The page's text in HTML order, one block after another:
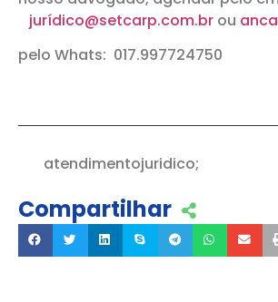
jurídico@setcarp.com.br ou
pelo Whats: 017.997724750
atendimentojuridico;
Compartilhar